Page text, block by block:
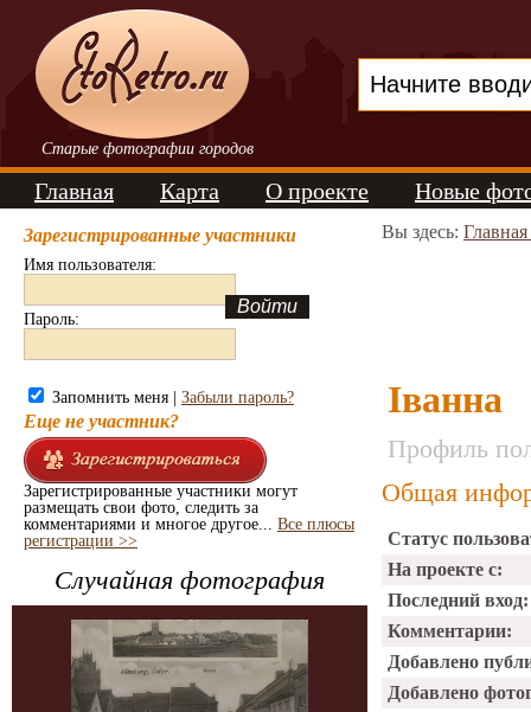
Старые фотографии городов
Главная Карта О проекте Новые
Зарегистрированные участники
Имя пользователя:
Пароль:
Запомнить меня | Забыли пароль?
Еще не участник?
Зарегистрированные участники могут
размещать свои фото, следить за
комментариями и многое другое... Все плюсы
регистрации >>
Случайная фотография
Вы здесь:
Іванна
Профиль
Общая
Статус
На проекте с:
Последний вход:
Комментарии:
Добавлено
Добавлено